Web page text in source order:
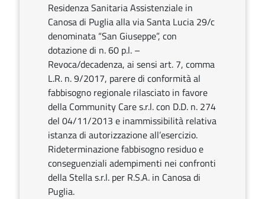
Residenza Sanitaria Assistenziale in
Canosa di Puglia alla via Santa Lucia 29/c
denominata “San Giuseppe”, con
dotazione di n. 60 p.l. –
Revoca/decadenza, ai sensi art. 7, comma
L.R. n. 9/2017, parere di conformità al
fabbisogno regionale rilasciato in favore
della Community Care s.r.l. con D.D. n. 274
del 04/11/2013 e inammissibilità relativa
istanza di autorizzazione all’esercizio.
Rideterminazione fabbisogno residuo e
conseguenziali adempimenti nei confronti
della Stella s.r.l. per R.S.A. in Canosa di
Puglia.